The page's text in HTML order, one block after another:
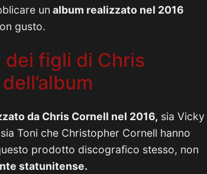
un album realizzato nel 2016
gusto.
dei figli di Chris
da Chris Cornell nel 2016, sia Vicky
sia Toni che Christopher Cornell hanno
prodotto discografico stesso, non
statunitense.